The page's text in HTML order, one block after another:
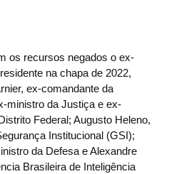
os recursos negados o ex-
na chapa de 2022,
ex-comandante da
ministro da Justiça e ex-
Federal; Augusto Heleno,
Institucional (GSI);
da Defesa e Alexandre
Brasileira de Inteligência